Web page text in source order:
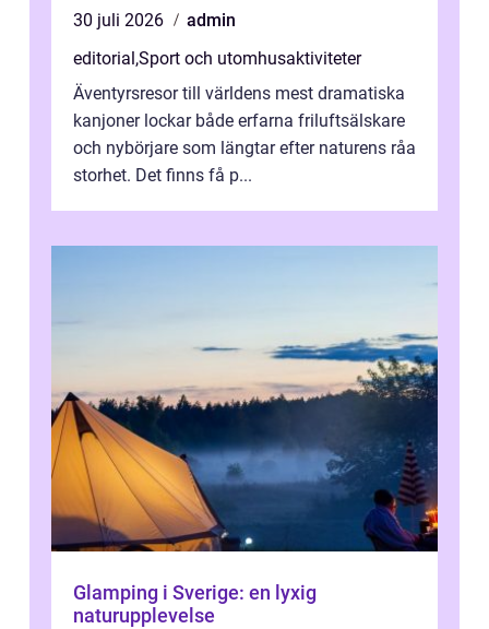
30 juli 2026
admin
editorial ,Sport och utomhusaktiviteter
Äventyrsresor till världens mest dramatiska
kanjoner lockar både erfarna friluftsälskare
och nybörjare som längtar efter naturens råa
storhet. Det finns få p...
Glamping i Sverige: en lyxig
naturupplevelse